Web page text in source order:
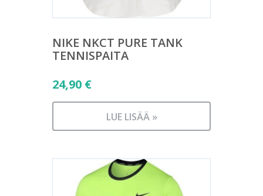
NIKE NKCT PURE TANK
TENNISPAITA
24,90 €
LUE LISÄÄ »